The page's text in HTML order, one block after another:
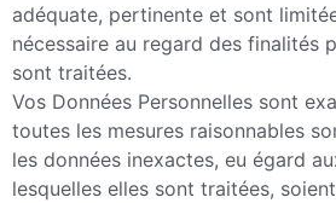
adéquate, pertinente et sont
nécessaire au regard des finalités
sont traitées.
Vos Données Personnelles sont
toutes les mesures raisonnables
les données inexactes, eu égard
lesquelles elles sont traitées,